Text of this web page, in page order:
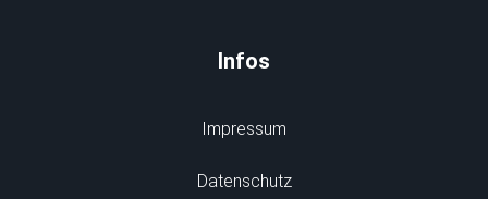
Infos
Impressum
Datenschutz